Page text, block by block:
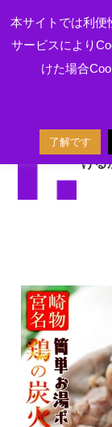
本サイトはアフ
大発
ける
本サイトでは利便
サービスにより
けた場合
了解です